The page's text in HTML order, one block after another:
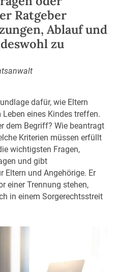
Ratgeber
Ablauf und
zu
dafür, wie Eltern
eines Kindes treffen.
dem Begriff? Wie beantragt
Kriterien müssen erfüllt
wichtigsten Fragen,
und gibt
und Angehörige. Er
einer Trennung stehen,
in einem Sorgerechtsstreit